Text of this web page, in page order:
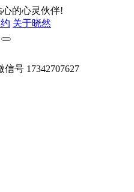
的心灵伙伴!
关于晓然
号 17342707627